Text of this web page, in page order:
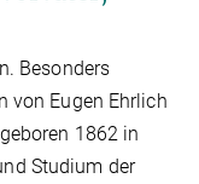
Besonders
von Eugen Ehrlich
1862 in
Studium der